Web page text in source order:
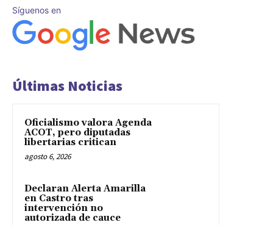
Síguenos en
Últimas Noticias
Oficialismo valora Agenda
ACOT, pero diputadas
libertarias critican
agosto 6, 2026
Declaran Alerta Amarilla
en Castro tras
intervención no
autorizada de cauce